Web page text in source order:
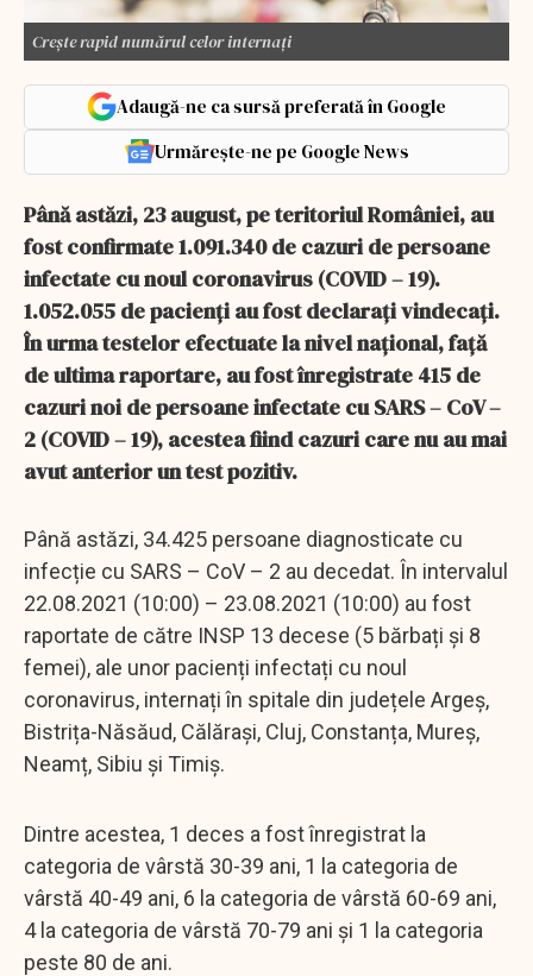
Crește rapid numărul celor internați
Adaugă-ne ca sursă preferată în Google
Urmărește-ne pe Google News
Până astăzi, 23 august, pe teritoriul României, au
fost confirmate 1.091.340 de cazuri de persoane
infectate cu noul coronavirus (COVID – 19).
1.052.055 de pacienți au fost declarați vindecați.
În urma testelor efectuate la nivel național, față
de ultima raportare, au fost înregistrate 415 de
cazuri noi de persoane infectate cu SARS – CoV –
2 (COVID – 19), acestea fiind cazuri care nu au mai
avut anterior un test pozitiv.
Până astăzi, 34.425 persoane diagnosticate cu
infecție cu SARS – CoV – 2 au decedat. În intervalul
22.08.2021 (10:00) – 23.08.2021 (10:00) au fost
raportate de către INSP 13 decese (5 bărbați și 8
femei), ale unor pacienți infectați cu noul
coronavirus, internați în spitale din județele Argeș,
Bistrița-Năsăud, Călărași, Cluj, Constanța, Mureș,
Neamț, Sibiu și Timiș.
Dintre acestea, 1 deces a fost înregistrat la
categoria de vârstă 30-39 ani, 1 la categoria de
vârstă 40-49 ani, 6 la categoria de vârstă 60-69 ani,
4 la categoria de vârstă 70-79 ani și 1 la categoria
peste 80 de ani.